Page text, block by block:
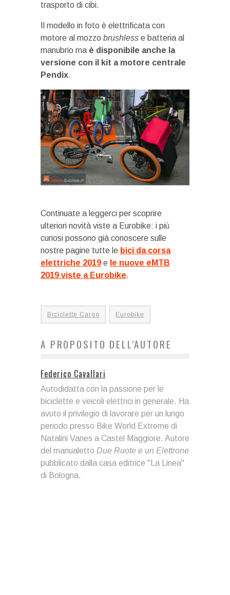
trasporto di cibi.
Il modello in foto è elettrificata con
motore al mozzo brushless e batteria al
manubrio ma è disponibile anche la
versione con il kit a motore centrale
Pendix.
Continuate a leggerci per scoprire
ulteriori novità viste a Eurobike: i più
curiosi possono già conoscere sulle
nostre pagine tutte le bici da corsa
elettriche 2019 e le nuove eMTB
2019 viste a Eurobike.
Biciclette Cargo Eurobike
A PROPOSITO DELL'AUTORE
Federico Cavallari
Autodidatta con la passione per le
biciclette e veicoli elettrici in generale. Ha
avuto il privilegio di lavorare per un lungo
periodo presso Bike World Extreme di
Natalini Vanes a Castel Maggiore. Autore
del manualetto Due Ruote e un Elettrone
pubblicato dalla casa editrice "La Linea"
di Bologna.